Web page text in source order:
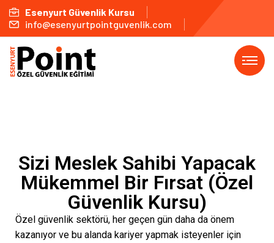
Esenyurt Güvenlik Kursu
info@esenyurtpointguvenlik.com
Sizi Meslek Sahibi Yapacak
Mükemmel Bir Fırsat (Özel
Güvenlik Kursu)
Özel güvenlik sektörü, her geçen gün daha da önem
kazanıyor ve bu alanda kariyer yapmak isteyenler için